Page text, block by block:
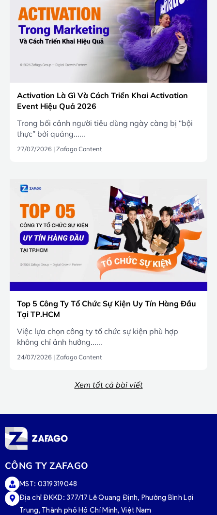
Activation Là Gì Và Cách Triển Khai Activation
Event Hiệu Quả 2026
Trong bối cảnh người tiêu dùng ngày càng bị “bội
thực” bởi quảng......
27/07/2026 |Zafago Content
Top 5 Công Ty Tổ Chức Sự Kiện Uy Tín Hàng Đầu
Tại TP.HCM
Việc lựa chọn công ty tổ chức sự kiện phù hợp
không chỉ ảnh hưởng......
24/07/2026 |Zafago Content
Xem tất cả bài viết
CÔNG TY ZAFAGO
MST: 0319319048
Địa chỉ ĐKKD: 377/17 Lê Quang Định, Phường Bình Lợi
Trung, Thành phố Hồ Chí Minh, Việt Nam